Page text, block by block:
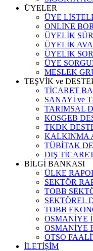
ÜYELER
ÜYE
ONLINE
ÜYELİK
ÜYELİK
ÜYELİK
ÜYE
MESLEK
TEŞVİK ve
TİCARET
SANAYİ ve
TARIMSAL
KOSGEB
TKDK
KALKINMA
TÜBİTAK
DIŞ
BİLGİ BANKASI
ÜLKE
SEKTÖR
TOBB
SEKTÖREL
TOBB
OSMANİYE
OSMANİYE
OTSO
İLETİŞİM